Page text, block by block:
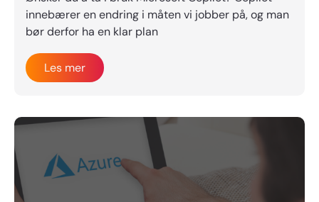
innebærer en endring i måten vi jobber på, og man
bør derfor ha en klar plan
Les mer